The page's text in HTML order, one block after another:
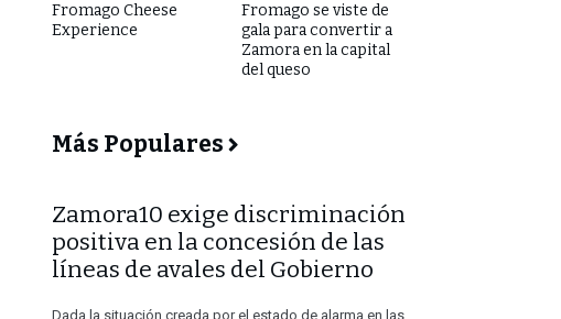
Fromago Cheese
Experience
Fromago se viste de
gala para convertir a
Zamora en la capital
del queso
Más Populares
​Zamora10 exige discriminación
positiva en la concesión de las
líneas de avales del Gobierno
Dada la situación creada por el estado de alarma en las